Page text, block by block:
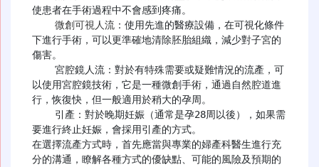
使患者在手術過程中不會感到疼痛。
微創可視人流 ：使用先進的醫療設備，在可視化條件
下進行手術，可以更準確地清除胚胎組織，減少對子宮的
傷害。
以使用宮腔鏡技術，它是一種微創手術，通過自然腔道進
行，恢復快，但一般適用於稍大的孕周。
要進行終止妊娠，會採用引產的方式。
在選擇流產方式時，首先應當與專業的婦產科醫生進行充
分的溝通，瞭解各種方式的優缺點、可能的風險及預期的